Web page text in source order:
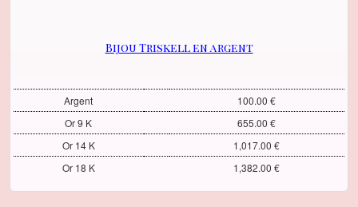
Bijou Triskell en argent
Argent
100.00 €
Or 9 K
655.00 €
Or 14 K
1,017.00 €
Or 18 K
1,382.00 €